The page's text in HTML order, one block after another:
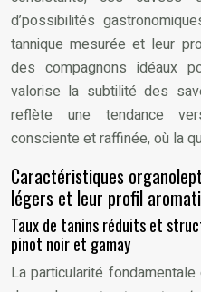
d’possibilités
tannique mesurée et leur
des compagnons idéaux
valorise la subtilité des
reflète une tendance
consciente et raffinée, où la
Caractéristiques
légers et leur profil
Taux de tanins réduits et
pinot noir et gamay
La particularité